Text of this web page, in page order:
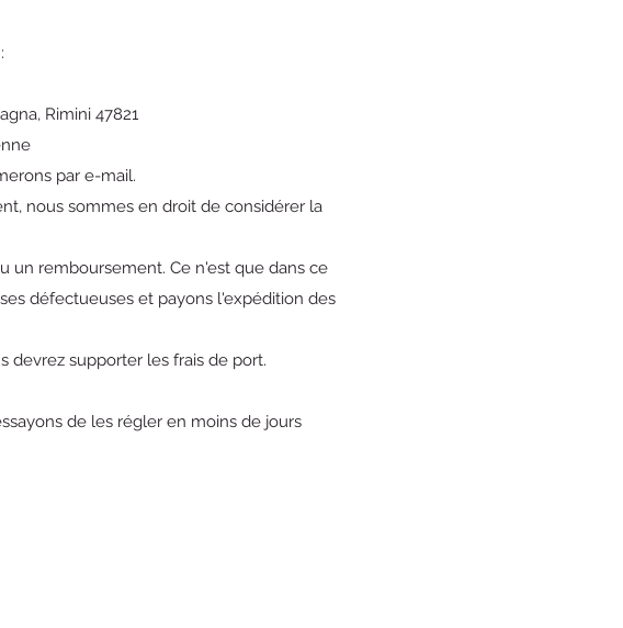
Rimini 47821
par e-mail.
nous sommes en droit de considérer la
un remboursement. Ce n'est que dans ce
défectueuses et payons l'expédition des
devrez supporter les frais de port.
de les régler en moins de jours